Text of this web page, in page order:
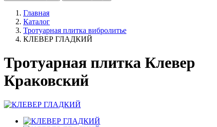
Главная
Каталог
Тротуарная плитка вибролитье
КЛЕВЕР ГЛАДКИЙ
Тротуарная плитка Клевер
Краковский